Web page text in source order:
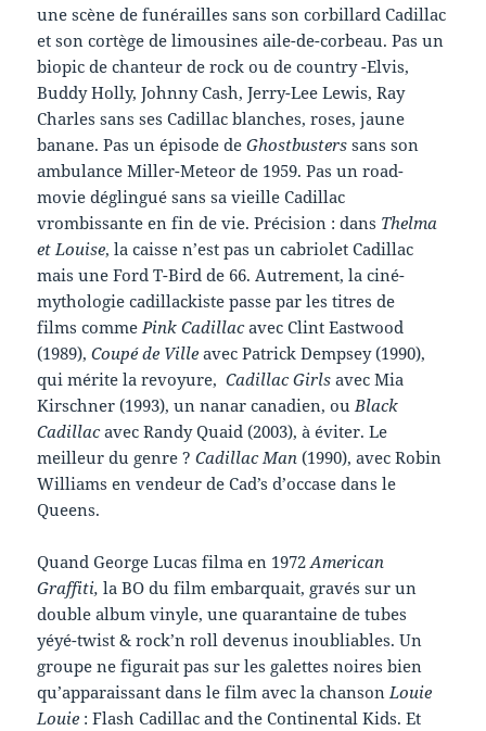
une scène de funérailles sans son corbillard Cadillac
et son cortège de limousines aile-de-corbeau. Pas un
biopic de chanteur de rock ou de country -Elvis,
Buddy Holly, Johnny Cash, Jerry-Lee Lewis, Ray
Charles sans ses Cadillac blanches, roses, jaune
banane. Pas un épisode deGhostbusterssans son
ambulance Miller-Meteor de 1959. Pas un road-
movie déglingué sans sa vieille Cadillac
vrombissante en fin de vie. Précision : dans Thelma
et Louise, la caisse n’est pas un cabriolet Cadillac
mais une Ford T-Bird de 66. Autrement, la ciné-
mythologie cadillackiste passe par les titres de
films comme Pink Cadillacavec Clint Eastwood
(1989),Coupé de Ville avec Patrick Dempsey (1990),
qui mérite la revoyure,Cadillac Girls avec Mia
Kirschner (1993), un nanar canadien, ou Black
Cadillacavec Randy Quaid (2003), à éviter. Le
meilleur du genre ?Cadillac Man(1990), avec Robin
Williams en vendeur de Cad’s d’occase dans le
Queens.
Quand George Lucas filma en 1972American
Graffiti, la BO du film embarquait, gravés sur un
double album vinyle, une quarantaine de tubes
yéyé-twist & rock’n roll devenus inoubliables. Un
groupe ne figurait pas sur les galettes noires bien
qu’apparaissant dans le film avec la chanson Louie
Louie : Flash Cadillac and the Continental Kids. Et